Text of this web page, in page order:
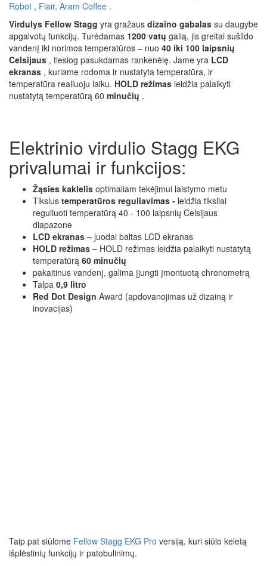
Robot , Flair, Aram Coffee .
Virdulys Fellow Stagg yra gražaus dizaino gabalas su daugybe
apgalvotų funkcijų. Turėdamas 1200 vatų galią, jis greitai sušildo
vandenį iki norimos temperatūros – nuo 40 iki 100 laipsnių
Celsijaus , tiesiog pasukdamas rankenėlę. Jame yra LCD
ekranas , kuriame rodoma ir nustatyta temperatūra, ir
temperatūra realiuoju laiku. HOLD režimas leidžia palaikyti
nustatytą temperatūrą 60 minučių .
Elektrinio virdulio Stagg EKG
privalumai ir funkcijos:
Žąsies kaklelis optimaliam tekėjimui laistymo metu
Tikslus temperatūros reguliavimas - leidžia tiksliai
reguliuoti temperatūrą 40 - 100 laipsnių Celsijaus
diapazone
LCD ekranas – juodai baltas LCD ekranas
HOLD režimas – HOLD režimas leidžia palaikyti nustatytą
temperatūrą 60 minučių
pakaitinus vandenį, galima įjungti įmontuotą chronometrą
Talpa 0,9 litro
Red Dot Design Award (apdovanojimas už dizainą ir
inovacijas)
Taip pat siūlome Fellow Stagg EKG Pro versiją, kuri siūlo keletą
išplėstinių funkcijų ir patobulinimų.